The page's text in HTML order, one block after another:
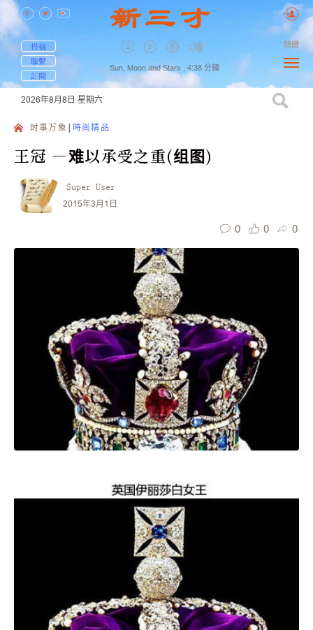
投稿
聯繫
訂閱
Sun, Moon and Stars , 4:38 分鐘
簡體
2026年8月8日 星期六
时事万象 時尚精品
王冠 —难以承受之重(组图)
Super User
2015年3月1日
0 0 0